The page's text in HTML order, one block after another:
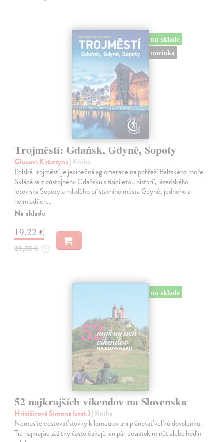
na sklade
novinka
Trojměstí: Gdaňsk, Gdyně, Sopoty
Glucová Katarzyna| Kniha
Polské Trojměstí je jedinečná aglomerace na pobřeží Baltského moře.
Skládá se z důstojného Gdaňsku s tisíciletou historií, lázeňského
letoviska Sopoty a mladého přístavního města Gdyně, jednoho z
nejmladších…
Na sklade
19,22 €
21,35 € ?
na sklade
52 najkrajších víkendov na Slovensku
Hricišinová Simona (zost.)| Kniha
Nemusíte cestovať stovky kilometrov ani plánovať veľkú dovolenku.
Tie najkrajšie zážitky často čakajú len pár desiatok minút alebo hodín